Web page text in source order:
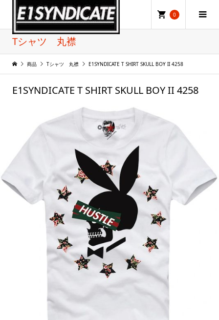
0
Tシャツ 丸襟
商品 Tシャツ 丸襟 E1SYNDICATE T SHIRT SKULL BOY II 4258
E1SYNDICATE T SHIRT SKULL BOY II 4258